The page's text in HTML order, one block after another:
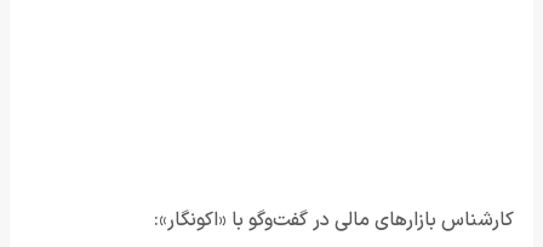
کارشناس بازارهای مالی در گفت‌وگو با «اکونگار»: